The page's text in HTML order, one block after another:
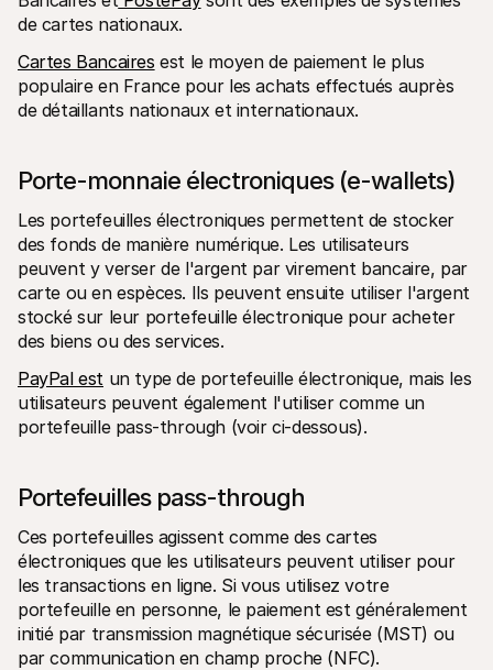
de cartes nationaux.
Cartes Bancaires est le moyen de paiement le plus
populaire en France pour les achats effectués auprès
de détaillants nationaux et internationaux.
Porte-monnaie électroniques (e-wallets)
Les portefeuilles électroniques permettent de stocker
des fonds de manière numérique. Les utilisateurs
peuvent y verser de l'argent par virement bancaire, par
carte ou en espèces. Ils peuvent ensuite utiliser l'argent
stocké sur leur portefeuille électronique pour acheter
des biens ou des services.
PayPal est un type de portefeuille électronique, mais les
utilisateurs peuvent également l'utiliser comme un
portefeuille pass-through (voir ci-dessous).
Portefeuilles pass-through
Ces portefeuilles agissent comme des cartes
électroniques que les utilisateurs peuvent utiliser pour
les transactions en ligne. Si vous utilisez votre
portefeuille en personne, le paiement est généralement
initié par transmission magnétique sécurisée (MST) ou
par communication en champ proche (NFC).